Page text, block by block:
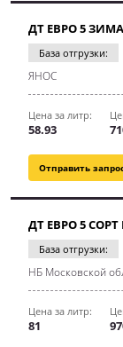
Отправить
ДТ ЕВРО 5
База отгрузки:
ЯНОС
Цена за литр:
58.93
ДТ ЕВРО 5 СОРТ
База отгрузки:
НБ Московской
Цена за литр:
81